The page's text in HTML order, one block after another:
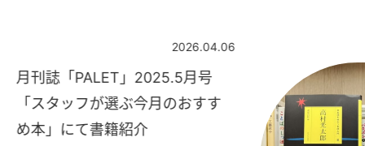
2026.04.06
月刊誌「PALET」2025.5月号
「スタッフが選ぶ今月のおすす
め本」にて書籍紹介